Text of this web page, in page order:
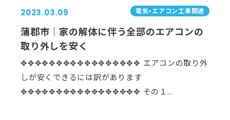
2023.03.09 電気•エアコン⼯事関連
蒲郡市｜家の解体に伴う全部のエアコンの
取り外しを安く
✥✥✥✥✥✥✥✥✥✥✥✥✥✥✥✥✥ エアコンの取り外
しが安くできるには訳があります
✥✥✥✥✥✥✥✥✥✥✥✥✥✥✥✥✥ その１…